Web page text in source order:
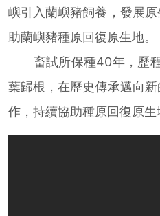
嶼引入蘭嶼豬飼養，發展
助蘭嶼豬種原回復原生地。
畜試所保種40年，歷程
葉歸根，在歷史傳承邁向
作，持續協助種原回復原